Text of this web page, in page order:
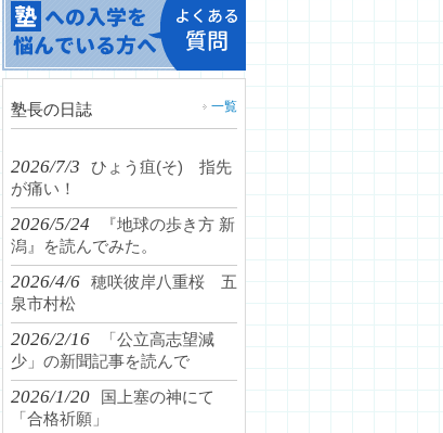
塾長の日誌 一覧
2026/7/3
ひょう疽(そ) 指先
が痛い！
2026/5/24
『地球の歩き方 新
潟』を読んでみた。
2026/4/6
穂咲彼岸八重桜 五
泉市村松
2026/2/16
「公立高志望減
少」の新聞記事を読んで
2026/1/20
国上塞の神にて
「合格祈願」